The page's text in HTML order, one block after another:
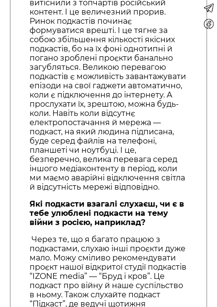
витіснили з топчартів російський
контент. І це величезний прорив.
Ринок подкастів починає
формуватися врешті. І це тягне за
собою збільшення кількості якісних
подкастів, бо на їх фоні однотипні й
погано зроблені проєкти банально
загубляться. Великою перевагою
подкастів є можливість завантажувати
епізоди на свої гаджети автоматично,
коли є підключення до інтернету. А
прослухати їх, зрештою, можна будь-
коли. Навіть коли відсутнє
електропостачання й мережа —
подкаст, на який людина підписана,
буде серед файлів на телефоні,
планшеті чи ноутбуці. І це,
безперечно, велика перевага серед
іншого медіаконтенту в період, коли
ми маємо аварійні відключення світла
й відсутність мережі відповідно.
Які подкасти взагалі слухаєш, чи є в
тебе улюблені подкасти на тему
війни з росією, наприклад?
Через те, що я багато працюю з
подкастами, слухаю інші проєкти дуже
мало. Можу сміливо рекомендувати
проєкт нашої відкритої студії подкастів
“IZONE media” — “Бруд і кров”. Це
подкаст про війну й наше суспільство
в ньому. Також слухайте подкаст
“Підкаст”, де ведучі щотижня